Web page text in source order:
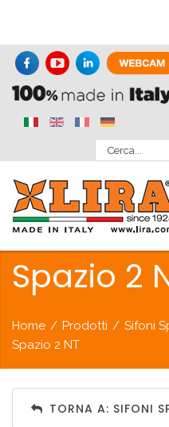
Spazio 2
Home / Prodotti / Sifoni
Spazio 2 NT
TORNA A: SIFONI